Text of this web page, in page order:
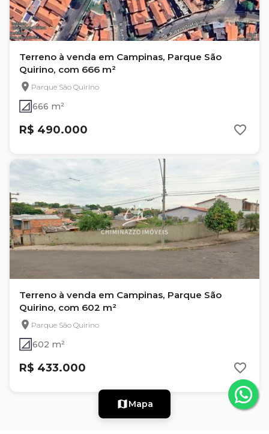
Terreno à venda em Campinas, Parque São
Quirino, com 666 m²
Parque São Quirino
666 m²
R$ 490.000
Terreno à venda em Campinas, Parque São
Quirino, com 602 m²
Parque São Quirino
602 m²
R$ 433.000
Mapa